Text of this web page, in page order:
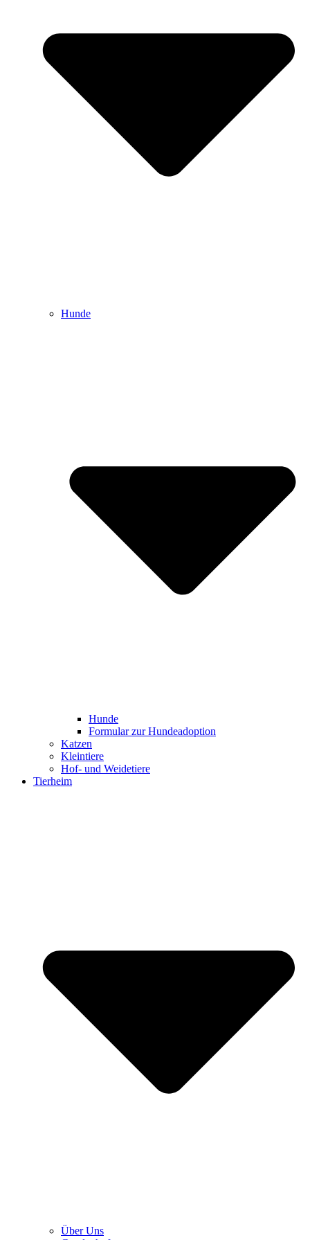
Hunde
Hunde
Formular zur Hundeadoption
Katzen
Kleintiere
Hof- und Weidetiere
Tierheim
Über Uns